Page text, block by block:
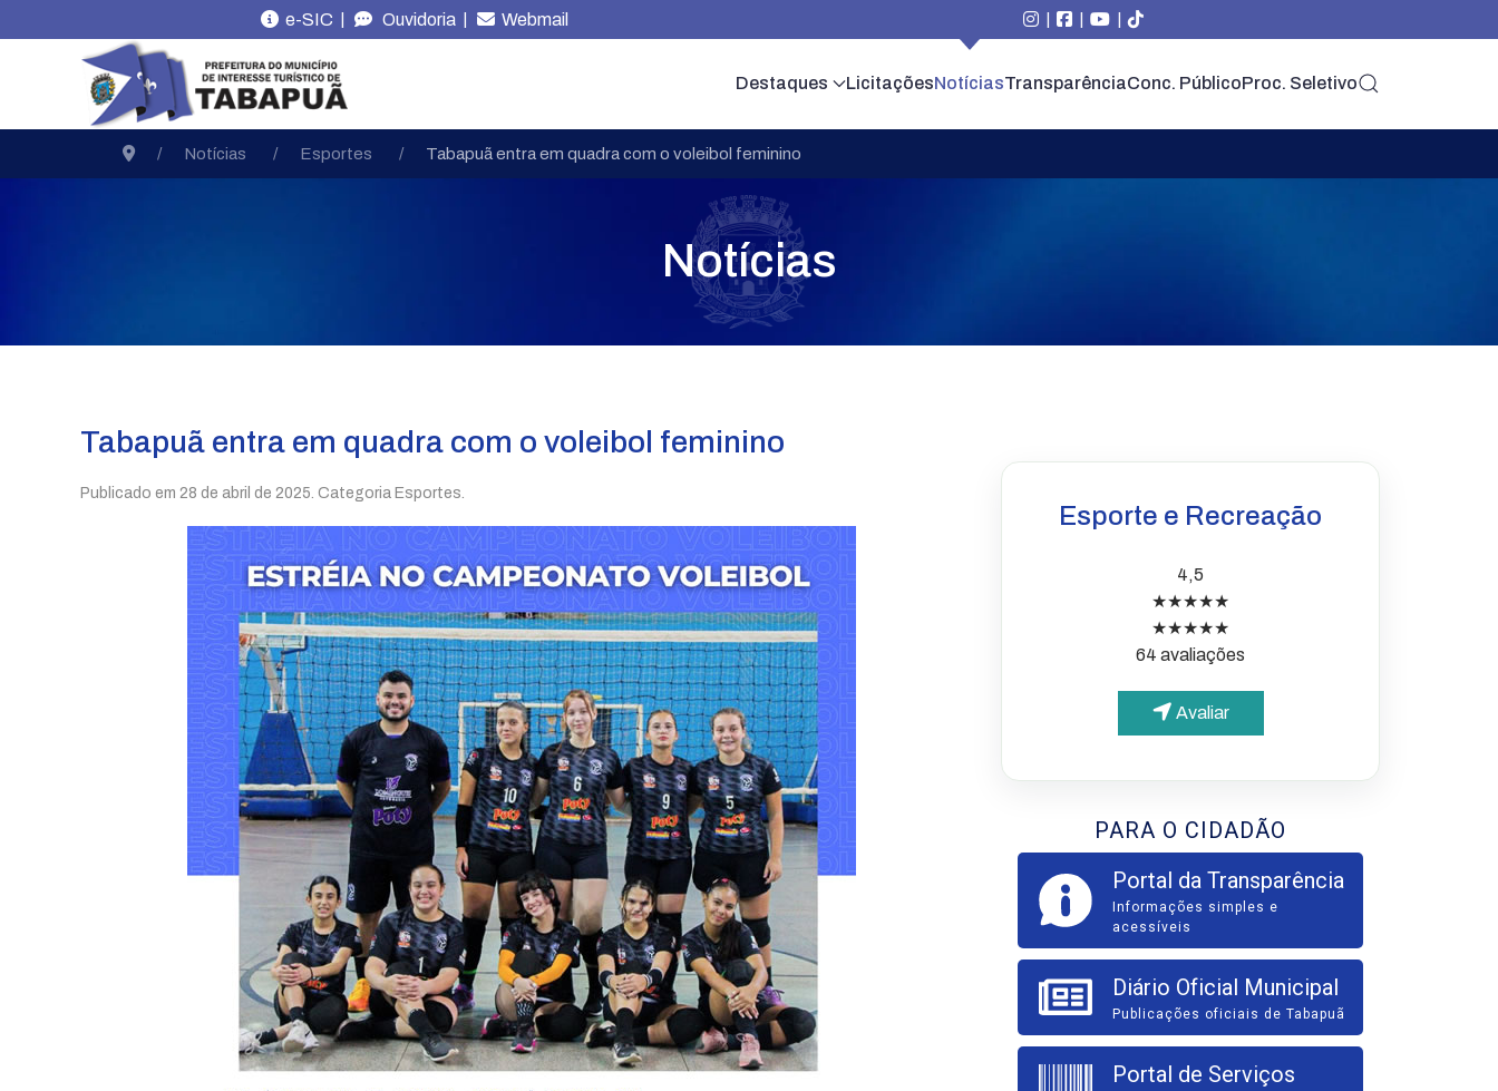
e-SIC | Ouvidoria | Webmail | | |
Destaques LicitaçõesNotíciasTransparênciaConc. PúblicoProc. Seletivo
Notícias Esportes Tabapuã entra em quadra com o voleibol feminino
Notícias
Tabapuã entra em quadra com o voleibol feminino
Publicado em 28 de abril de 2025 . Categoria Esportes.
Esporte e Recreação
4,5
★★★★★
★★★★★
64 avaliações
Avaliar
PARA O CIDADÃO
Portal da Transparência
Informações simples e
acessíveis
Diário Oficial Municipal
Publicações oficiais de Tabapuã
Portal de Serviços